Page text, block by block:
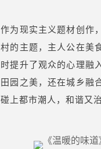
作为现实主义题材创作
村的主题，主人公在美
时提升了观众的心理融
田园之美，还在城乡融
碰上都市潮人，和谐又